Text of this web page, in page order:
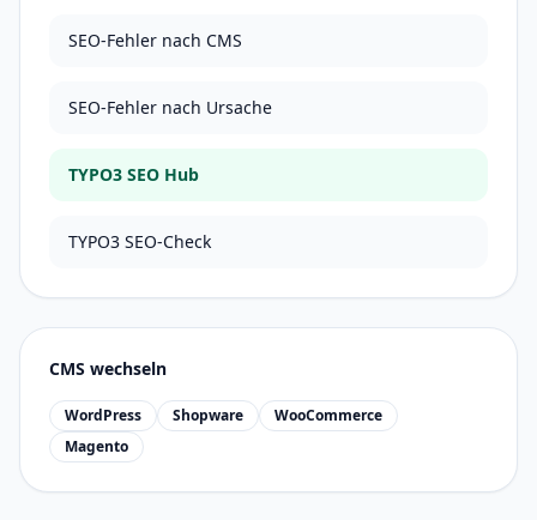
SEO-Fehler nach CMS
SEO-Fehler nach Ursache
TYPO3 SEO Hub
TYPO3 SEO-Check
CMS wechseln
WordPress Shopware
WooCommerce
Magento